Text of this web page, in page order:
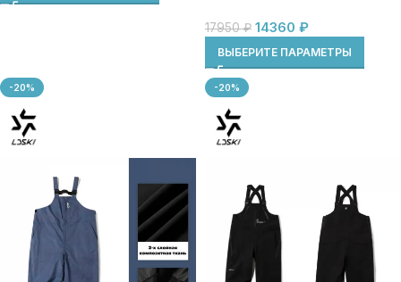
17950₽ 14360 ₽
ВЫБЕРИТЕ ПАРАМЕТРЫ
-20% -20%